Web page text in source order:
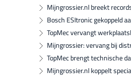
Mijngrossier.nl breekt
Bosch ESItronic gekoppeld
TopMec vervangt
Mijngrossier: vervang bij
TopMec brengt technische
Mijngrossier.nl koppelt